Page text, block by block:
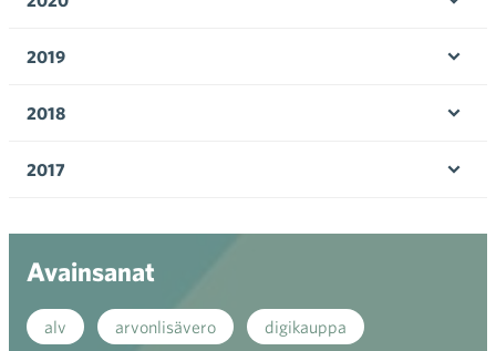
2019
2018
2017
Avainsanat
alv arvonlisävero digikauppa